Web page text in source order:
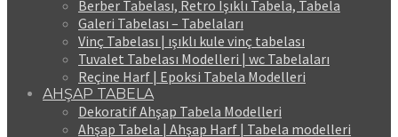
Berber Tabelası, Retro Işıklı Tabela, Tabela
Galeri Tabelası – Tabelaları
Vinç Tabelası | ışıklı kule vinç tabelası
Tuvalet Tabelası Modelleri | wc Tabelaları
Reçine Harf | Epoksi Tabela Modelleri
AHŞAP TABELA
Dekoratif Ahşap Tabela Modelleri
Ahşap Tabela | Ahşap Harf | Tabela modelleri